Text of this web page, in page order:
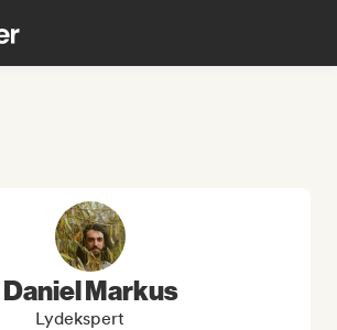
Daniel Markus
Lydekspert